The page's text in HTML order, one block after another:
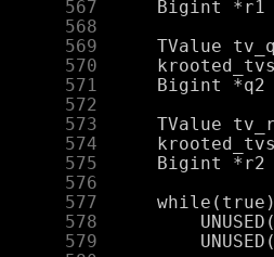
    567
    568
    569
    570
    571
    572
    573
    574
    575
    576
    577
    578
    579